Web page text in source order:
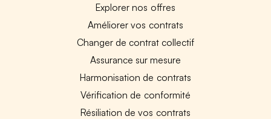
Explorer nos offres
Améliorer vos contrats
Changer de contrat collectif
Assurance sur mesure
Harmonisation de contrats
Vérification de conformité
Résiliation de vos contrats